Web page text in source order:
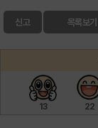
신고 목록보기
13 22